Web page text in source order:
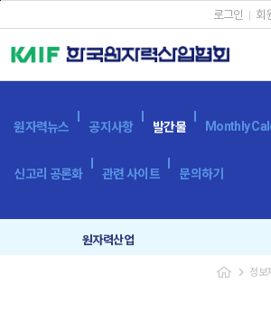
로그인 회
원자력뉴스 공지사항 발간물 Monthly
신고리 공론화 관련 사이트 문의하기
원자력산업
navigate_next 정보